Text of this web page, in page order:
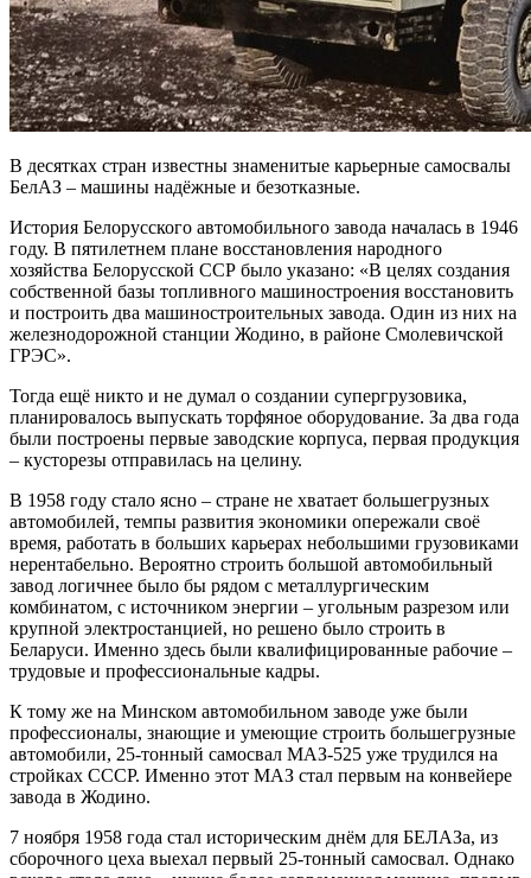
В десятках стран известны знаменитые карьерные самосвалы
БелАЗ – машины надёжные и безотказные.
История Белорусского автомобильного завода началась в 1946
году. В пятилетнем плане восстановления народного
хозяйства Белорусской ССР было указано: «В целях создания
собственной базы топливного машиностроения восстановить
и построить два машиностроительных завода. Один из них на
железнодорожной станции Жодино, в районе Смолевичской
ГРЭС».
Тогда ещё никто и не думал о создании супергрузовика,
планировалось выпускать торфяное оборудование. За два года
были построены первые заводские корпуса, первая продукция
– кусторезы отправилась на целину.
В 1958 году стало ясно – стране не хватает большегрузных
автомобилей, темпы развития экономики опережали своё
время, работать в больших карьерах небольшими грузовиками
нерентабельно. Вероятно строить большой автомобильный
завод логичнее было бы рядом с металлургическим
комбинатом, с источником энергии – угольным разрезом или
крупной электростанцией, но решено было строить в
Беларуси. Именно здесь были квалифицированные рабочие –
трудовые и профессиональные кадры.
К тому же на Минском автомобильном заводе уже были
профессионалы, знающие и умеющие строить большегрузные
автомобили, 25-тонный самосвал МАЗ-525 уже трудился на
стройках СССР. Именно этот МАЗ стал первым на конвейере
завода в Жодино.
7 ноября 1958 года стал историческим днём для БЕЛАЗа, из
сборочного цеха выехал первый 25-тонный самосвал. Однако